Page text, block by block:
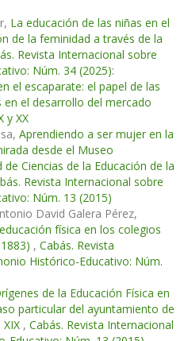
La educación de las niñas en el
de la feminidad a través de la
Revista Internacional sobre
Núm. 34 (2025):
el escaparate: el papel de las
el desarrollo del mercado
y XX
Aprendiendo a ser mujer en la
desde el Museo
Ciencias de la Educación de la
Revista Internacional sobre
Núm. 13 (2015)
David Galera Pérez,
física en los colegios
, Cabás. Revista
Histórico-Educativo: Núm.
de la Educación Física en
particular del ayuntamiento de
, Cabás. Revista Internacional